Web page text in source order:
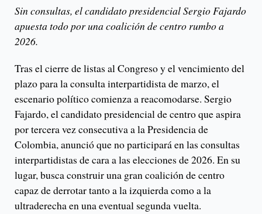
Sin consultas, el candidato presidencial Sergio Fajardo
apuesta todo por una coalición de centro rumbo a
2026.
Tras el cierre de listas al Congreso y el vencimiento del
plazo para la consulta interpartidista de marzo, el
escenario político comienza a reacomodarse. Sergio
Fajardo, el candidato presidencial de centro que aspira
por tercera vez consecutiva a la Presidencia de
Colombia, anunció que no participará en las consultas
interpartidistas de cara a las elecciones de 2026. En su
lugar, busca construir una gran coalición de centro
capaz de derrotar tanto a la izquierda como a la
ultraderecha en una eventual segunda vuelta.